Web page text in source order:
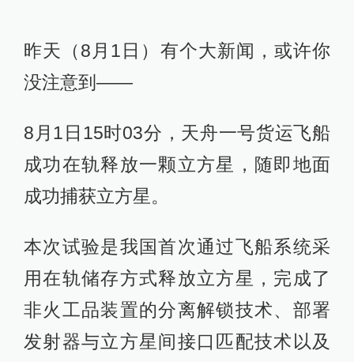
昨天（8月1日）有个大新闻，或许你
没注意到——
8月1日15时03分，天舟一号货运飞船
成功在轨释放一颗立方星，随即地面
成功捕获立方星。
本次试验是我国首次通过飞船系统采
用在轨储存方式释放立方星，完成了
非火工品装置的分离解锁技术、部署
发射器与立方星间接口匹配技术以及